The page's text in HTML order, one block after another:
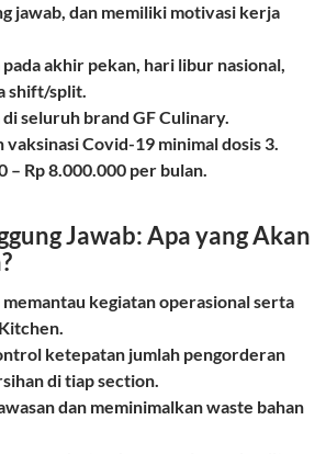
jawab, dan memiliki motivasi kerja
akhir pekan, hari libur nasional,
shift/split.
seluruh brand GF Culinary.
vaksinasi Covid-19 minimal dosis 3.
– Rp 8.000.000 per bulan.
Jawab: Apa yang Akan
kegiatan operasional serta
ketepatan jumlah pengorderan
di tiap section.
dan meminimalkan waste bahan